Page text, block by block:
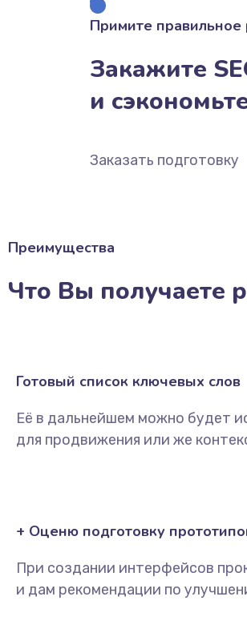
Примите
Закажите
и
Заказать подготовку
Преимущества
Что Вы получаете
Готовый список ключевых слов
Её в дальнейшем можно будет
для продвижения или же
+ Оценю подготовку
При создании интерфейсов
и дам рекомендации по